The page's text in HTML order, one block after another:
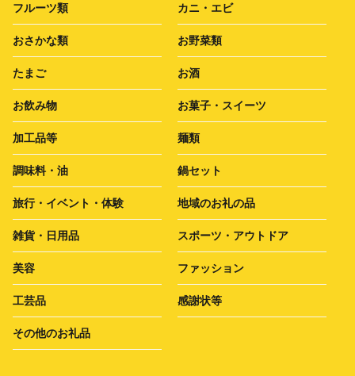
フルーツ類 カニ・エビ
おさかな類 お野菜類
たまご お酒
お飲み物 お菓子・スイーツ
加工品等 麺類
調味料・油 鍋セット
旅行・イベント・体験 地域のお礼の品
雑貨・日用品 スポーツ・アウトドア
美容 ファッション
工芸品 感謝状等
その他のお礼品